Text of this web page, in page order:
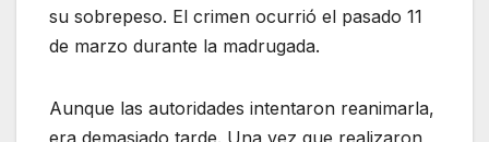
su sobrepeso. El crimen ocurrió el pasado 11
de marzo durante la madrugada.
Aunque las autoridades intentaron reanimarla,